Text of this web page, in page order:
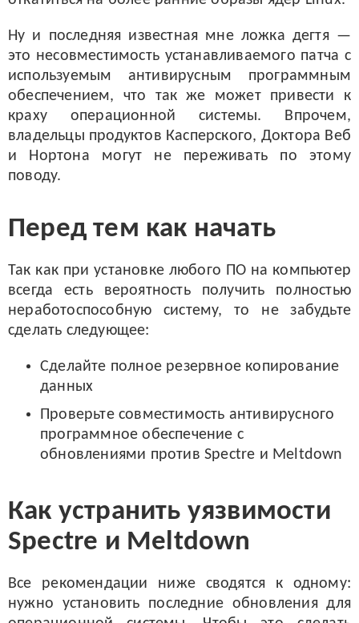
Ну и последняя известная мне ложка дегтя —
это несовместимость устанавливаемого патча с
используемым антивирусным программным
обеспечением, что так же может привести к
краху операционной системы. Впрочем,
владельцы продуктов Касперского, Доктора Веб
и Нортона могут не переживать по этому
поводу.
Перед тем как начать
Так как при установке любого ПО на компьютер
всегда есть вероятность получить полностью
неработоспособную систему, то не забудьте
сделать следующее:
Сделайте полное резервное копирование
данных
Проверьте совместимость антивирусного
программное обеспечение с
обновлениями против Spectre и Meltdown
Как устранить уязвимости
Spectre и Meltdown
Все рекомендации ниже сводятся к одному:
нужно установить последние обновления для